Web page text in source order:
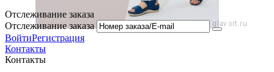
Отслеживание заказа
Отслеживание заказа
ВойтиРегистрация
Контакты
Контакты